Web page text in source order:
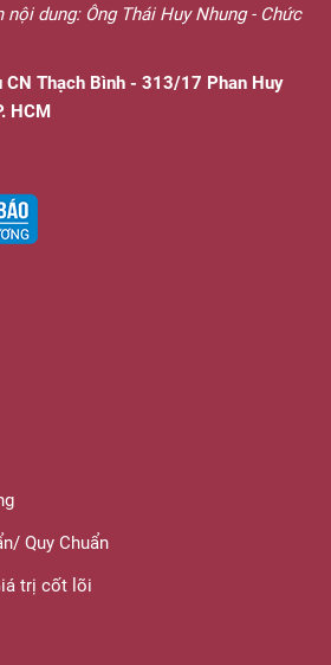
dung: Ông Thái Huy Nhung - Chức
CN Thạch Bình - 313/17 Phan Huy
HCM
Quy Chuẩn
trị cốt lõi